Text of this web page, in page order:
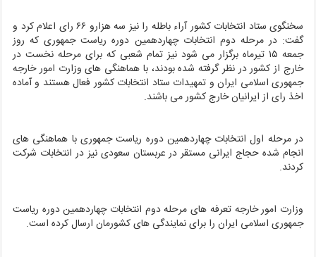
سخنگوی ستاد انتخابات کشور آراء باطله را نیز سه هزارو ۶۶ رای اعلام کرد و
گفت: در مرحله دوم انتخابات چهاردهمین دوره ریاست جمهوری که روز
جمعه ۱۵ تیرماه برگزار می شود نیز تمام شعبی که برای مرحله نخست در
خارج از کشور در نظر گرفته شده بودند، با هماهنگی های وزارت امور خارجه
جمهوری اسلامی ایران و تمهیدات ستاد انتخابات کشور فعال هستند و آماده
اخذ رای از ایرانیان خارج کشور می باشند.
در مرحله اول انتخابات چهاردهمین دوره ریاست جمهوری با هماهنگی های
انجام شده حجاج ایرانی مستقر در عربستان سعودی نیز در انتخابات شرکت
کردند.
وزارت امور خارجه تعرفه های مرحله دوم انتخابات چهاردهمین دوره ریاست
جمهوری اسلامی ایران را برای نمایندگی های کشورمان ارسال کرده است.